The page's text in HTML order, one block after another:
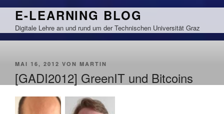
Zum
springen
E-LEARNING BLOG
Digitale Lehre an und rund um der Technischen Universität Graz
VERÖFFENTLICHT
MAI 16, 2012 VON MARTIN
[GADI2012] GreenIT und Bitcoins